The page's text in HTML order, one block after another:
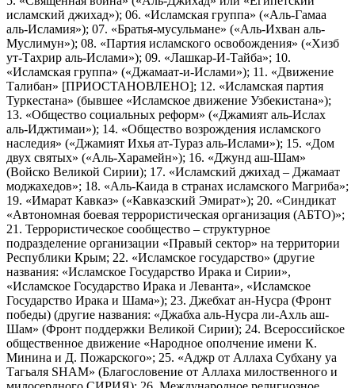
исламский джихад»); 06. «Исламская группа» («Аль-Гамаа
аль-Исламия»); 07. «Братья-мусульмане» («Аль-Ихван аль-
Муслимун»); 08. «Партия исламского освобождения» («Хизб
ут-Тахрир аль-Ислами»); 09. «Лашкар-И-Тайба»; 10.
«Исламская группа» («Джамаат-и-Ислами»); 11. «Движение
Талибан» [ПРИОСТАНОВЛЕНО]; 12. «Исламская партия
Туркестана» (бывшее «Исламское движение Узбекистана»);
13. «Общество социальных реформ» («Джамият аль-Ислах
аль-Иджтимаи»); 14. «Общество возрождения исламского
наследия» («Джамият Ихья ат-Тураз аль-Ислами»); 15. «Дом
двух святых» («Аль-Харамейн»); 16. «Джунд аш-Шам»
(Войско Великой Сирии); 17. «Исламский джихад – Джамаат
моджахедов»; 18. «Аль-Каида в странах исламского Магриба»;
19. «Имарат Кавказ» («Кавказский Эмират»); 20. «Синдикат
«Автономная боевая террористическая организация (АБТО)»;
21. Террористическое сообщество – структурное
подразделение организации «Правый сектор» на территории
Республики Крым; 22. «Исламское государство» (другие
названия: «Исламское Государство Ирака и Сирии»,
«Исламское Государство Ирака и Леванта», «Исламское
Государство Ирака и Шама»); 23. Джебхат ан-Нусра (Фронт
победы) (другие названия: «Джабха аль-Нусра ли-Ахль аш-
Шам» (Фронт поддержки Великой Сирии); 24. Всероссийское
общественное движение «Народное ополчение имени К.
Минина и Д. Пожарского»; 25. «Аджр от Аллаха Субхану уа
Тагьаля SHAM» (Благословение от Аллаха милоственного и